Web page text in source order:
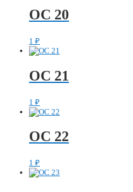
ОС 20
1 ₽
ОС 21
1 ₽
ОС 22
1 ₽